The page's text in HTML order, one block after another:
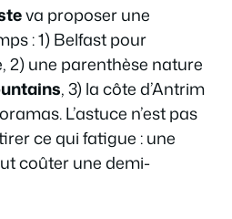
va proposer une
: 1) Belfast pour
2) une parenthèse nature
, 3) la côte d’Antrim
L’astuce n’est pas
ce qui fatigue : une
coûter une demi-